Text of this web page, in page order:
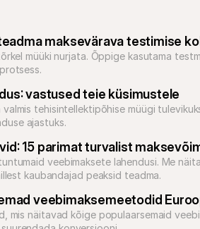
maksevärava testimise
müüki nurjata. Õppige kasutama
vastused teie küsimustele
valmis tehisintellektipõhise müügi
ajastuks.
15 parimat turvalist
veebimaksete lahendusi. Me
kaubandajad peaksid teadma.
veebimaksemeetodid
mis näitavad kõige populaarsemaid